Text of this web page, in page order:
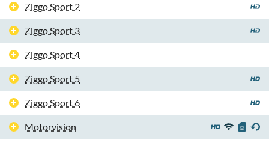
Ziggo Sport 2
Ziggo Sport 3
Ziggo Sport 4
Ziggo Sport 5
Ziggo Sport 6
Motorvision